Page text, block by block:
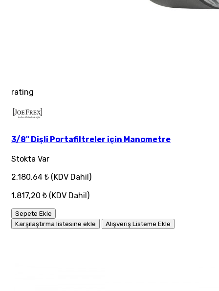
rating
3/8" Dişli Portafiltreler için Manometre
Stokta Var
2.180,64 ₺ (KDV Dahil)
1.817,20 ₺ (KDV Dahil)
Sepete Ekle
Karşılaştırma listesine ekle
Alışveriş Listeme Ekle